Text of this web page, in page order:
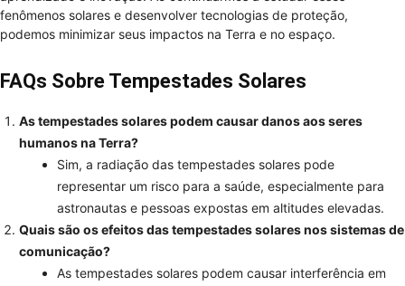
fenômenos solares e desenvolver tecnologias de proteção,
podemos minimizar seus impactos na Terra e no espaço.
FAQs Sobre Tempestades Solares
As tempestades solares podem causar danos aos seres
humanos na Terra?
Sim, a radiação das tempestades solares pode
representar um risco para a saúde, especialmente para
astronautas e pessoas expostas em altitudes elevadas.
Quais são os efeitos das tempestades solares nos sistemas de
comunicação?
As tempestades solares podem causar interferência em